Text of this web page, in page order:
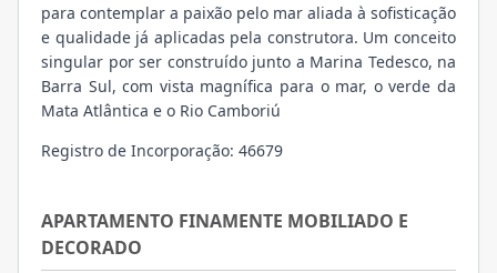
para contemplar a paixão pelo mar aliada à sofisticação
e qualidade já aplicadas pela construtora. Um conceito
singular por ser construído junto a Marina Tedesco, na
Barra Sul, com vista magnífica para o mar, o verde da
Mata Atlântica e o Rio Camboriú
Registro de Incorporação: 46679
APARTAMENTO FINAMENTE MOBILIADO E
DECORADO